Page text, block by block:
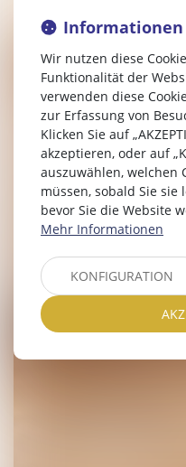
Informationen
Wir nutzen diese
Funktionalität der
verwenden diese
zur Erfassung von
Klicken Sie auf
akzeptieren, oder auf
auszuwählen, welchen
müssen, sobald Sie sie
bevor Sie die Website
Mehr Informationen
KONFIGURATION